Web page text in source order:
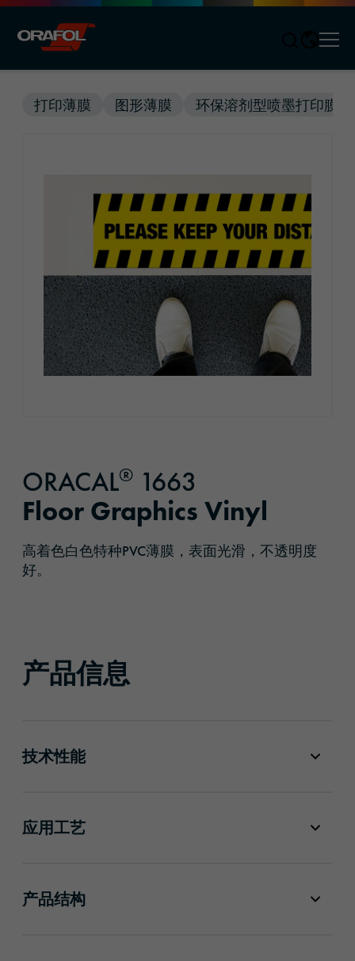
打印薄膜 图形薄膜 环保溶剂型喷墨打印膜
ORACAL® 1663
Floor Graphics Vinyl
高着色白色特种PVC薄膜，表面光滑，不透明度
好。
产品信息
技术性能
应用工艺
产品结构